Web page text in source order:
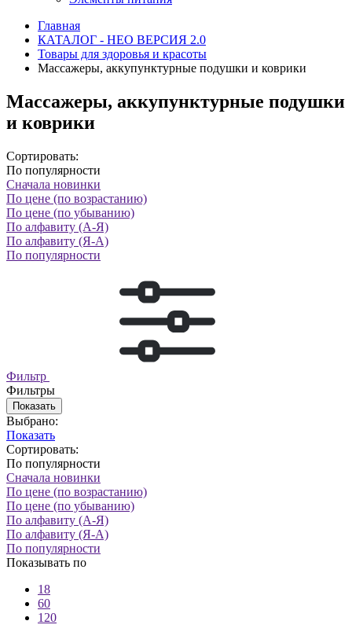
Главная
КАТАЛОГ - НЕО ВЕРСИЯ 2.0
Товары для здоровья и красоты
Массажеры, аккупунктурные подушки и коврики
Массажеры, аккупунктурные подушки
и коврики
Сортировать:
По популярности
Сначала новинки
По цене (по возрастанию)
По цене (по убыванию)
По алфавиту (А-Я)
По алфавиту (Я-А)
По популярности
Фильтр
Фильтры
Показать
Выбрано:
Показать
Сортировать:
По популярности
Сначала новинки
По цене (по возрастанию)
По цене (по убыванию)
По алфавиту (А-Я)
По алфавиту (Я-А)
По популярности
Показывать по
18
60
120